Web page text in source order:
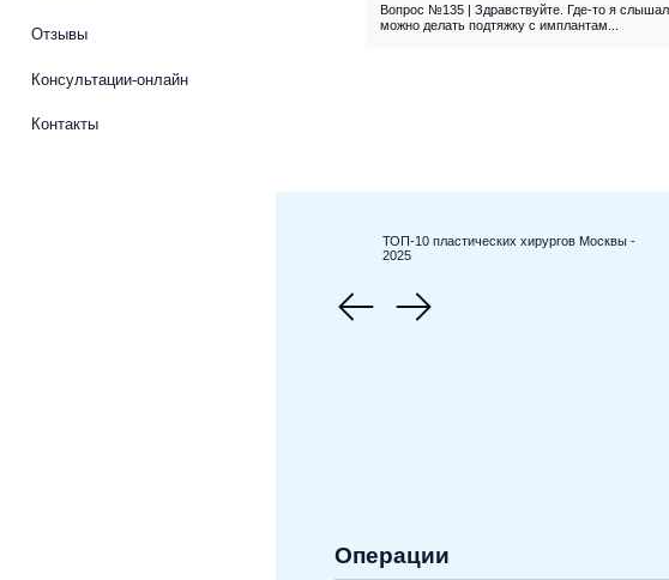
Отзывы
Консультации-онлайн
Контакты
Вопрос №135 | Здравствуйте. Где-то я
можно делать подтяжку с имплантам...
ТОП-10 пластических хирургов Москвы -
2025
Операции